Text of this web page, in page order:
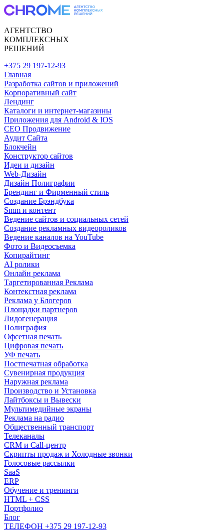
АГЕНТСТВО
КОМПЛЕКСНЫХ
РЕШЕНИЙ
+375 29 197-12-93
Главная
Разработка сайтов и приложений
Корпоративный сайт
Лендинг
Каталоги и интернет-магазины
Приложения для Android & IOS
CEO Продвижение
Аудит Сайта
Блокчейн
Конструктор сайтов
Идеи и дизайн
Web-Дизайн
Дизайн Полиграфии
Брендинг и Фирменный стиль
Создание Брэндбука
Smm и контент
Ведение сайтов и социальных сетей
Создание рекламных видеороликов
Ведение каналов на YouTube
Фото и Видеосъемка
Копирайтинг
AI ролики
Онлайн реклама
Таргетированная Реклама
Контекстная реклама
Реклама у Блогеров
Площадки партнеров
Лидогенерация
Полиграфия
Офсетная печать
Цифровая печать
УФ печать
Постпечатная обработка
Сувенирная продукция
Наружная реклама
Производство и Установка
Лайтбоксы и Вывески
Мультимедийные экраны
Реклама на радио
Общественный транспорт
Телеканалы
CRM и Call-центр
Скрипты продаж и Холодные звонки
Голосовые рассылки
SaaS
ERP
Обучение и тренинги
HTML + CSS
Портфолио
Блог
ТЕЛЕФОН +375 29 197-12-93